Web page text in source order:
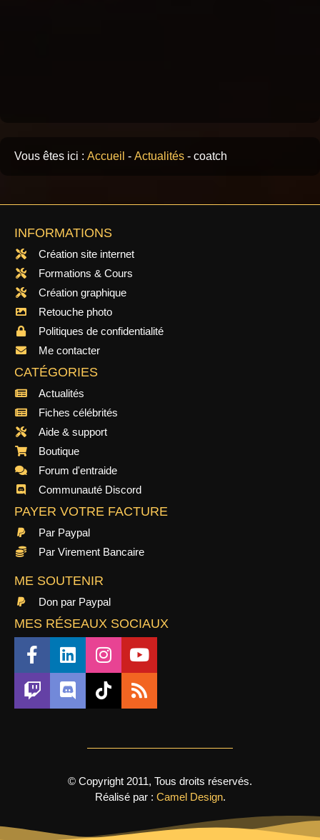
Vous êtes ici : Accueil - Actualités - coatch
INFORMATIONS
Création site internet
Formations & Cours
Création graphique
Retouche photo
Politiques de confidentialité
Me contacter
CATÉGORIES
Actualités
Fiches célébrités
Aide & support
Boutique
Forum d'entraide
Communauté Discord
PAYER VOTRE FACTURE
Par Paypal
Par Virement Bancaire
ME SOUTENIR
Don par Paypal
MES RÉSEAUX SOCIAUX
© Copyright 2011, Tous droits réservés.
Réalisé par : Camel Design.